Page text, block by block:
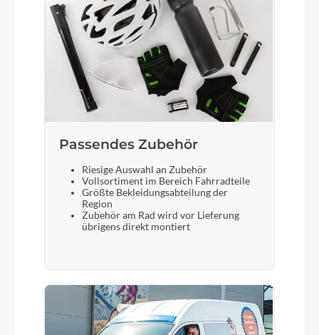
Passendes Zubehör
Riesige Auswahl an Zubehör
Vollsortiment im Bereich Fahrradteile
Größte Bekleidungsabteilung der
Region
Zubehör am Rad wird vor Lieferung
übrigens direkt montiert